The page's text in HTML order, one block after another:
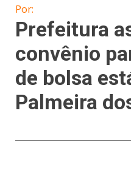
Por:
Prefeitura
convênio
de bolsa
Palmeira